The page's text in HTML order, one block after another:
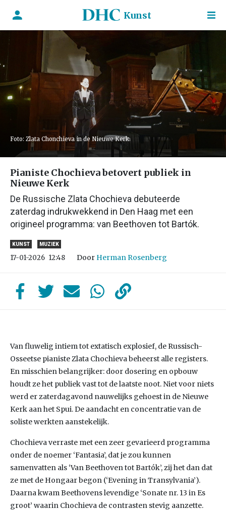
Kunst
Foto: Zlata Chonchieva in de Nieuwe Kerk.
Pianiste Chochieva betovert publiek in
Nieuwe Kerk
De Russische Zlata Chochieva debuteerde
zaterdag indrukwekkend in Den Haag met een
origineel programma: van Beethoven tot Bartók.
KUNST MUZIEK
17-01-2026 12:48 Door Herman Rosenberg
Van fluwelig intiem tot extatisch explosief, de Russisch-
Osseetse pianiste Zlata Chochieva beheerst alle registers.
En misschien belangrijker: door dosering en opbouw
houdt ze het publiek vast tot de laatste noot. Niet voor niets
werd er zaterdagavond nauwelijks gehoest in de Nieuwe
Kerk aan het Spui. De aandacht en concentratie van de
soliste werkten aanstekelijk.
Chochieva verraste met een zeer gevarieerd programma
onder de noemer ‘Fantasia’, dat je zou kunnen
samenvatten als ‘Van Beethoven tot Bartók’, zij het dan dat
ze met de Hongaar begon (‘Evening in Transylvania’).
Daarna kwam Beethovens levendige ‘Sonate nr. 13 in Es
groot’ waarin Chochieva de contrasten stevig aanzette.